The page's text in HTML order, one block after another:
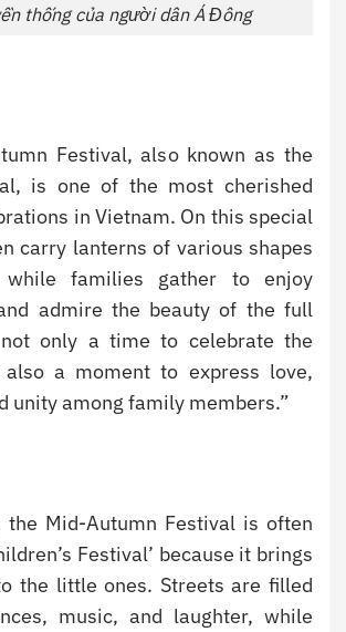
thống của người dân Á Đông
Festival, also known as the
is one of the most cherished
in Vietnam. On this special
carry lanterns of various shapes
families gather to enjoy
admire the beauty of the full
only a time to celebrate the
a moment to express love,
unity among family members.”
the Mid-Autumn Festival is often
Festival’ because it brings
the little ones. Streets are filled
music, and laughter, while